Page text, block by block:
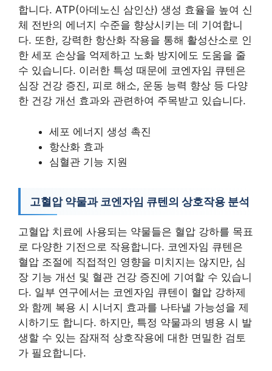
합니다. ATP(아데노신 삼인산) 생성 효율을 높여 신
체 전반의 에너지 수준을 향상시키는 데 기여합니
다. 또한, 강력한 항산화 작용을 통해 활성산소로 인
한 세포 손상을 억제하고 노화 방지에도 도움을 줄
수 있습니다. 이러한 특성 때문에 코엔자임 큐텐은
심장 건강 증진, 피로 해소, 운동 능력 향상 등 다양
한 건강 개선 효과와 관련하여 주목받고 있습니다.
세포 에너지 생성 촉진
항산화 효과
심혈관 기능 지원
고혈압 약물과 코엔자임 큐텐의 상호작용 분석
고혈압 치료에 사용되는 약물들은 혈압 강하를 목표
로 다양한 기전으로 작용합니다. 코엔자임 큐텐은
혈압 조절에 직접적인 영향을 미치지는 않지만, 심
장 기능 개선 및 혈관 건강 증진에 기여할 수 있습니
다. 일부 연구에서는 코엔자임 큐텐이 혈압 강하제
와 함께 복용 시 시너지 효과를 나타낼 가능성을 제
시하기도 합니다. 하지만, 특정 약물과의 병용 시 발
생할 수 있는 잠재적 상호작용에 대한 면밀한 검토
가 필요합니다.